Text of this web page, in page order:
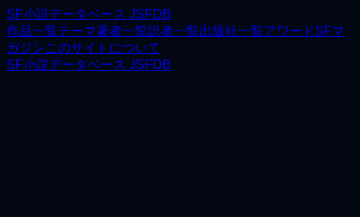
SF小説データベース JSFDB
作品一覧テーマ著者一覧訳者一覧出版社一覧アワードSFマ
ガジンこのサイトについて
SF小説データベース JSFDB